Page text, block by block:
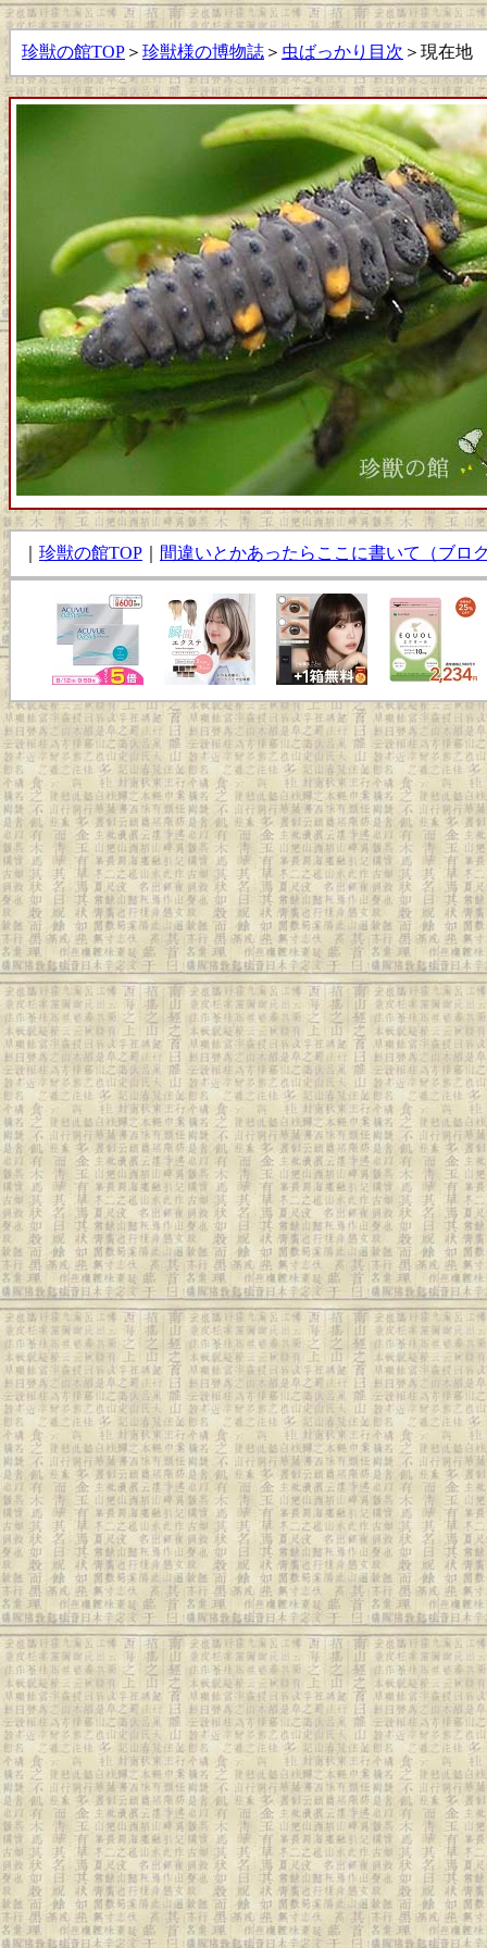
珍獣の館TOP ＞ 珍獣様の博物誌 ＞ 虫ばっかり目次 ＞現在地
珍獣の館TOP 間違いとかあったらここに書いて（ブロ